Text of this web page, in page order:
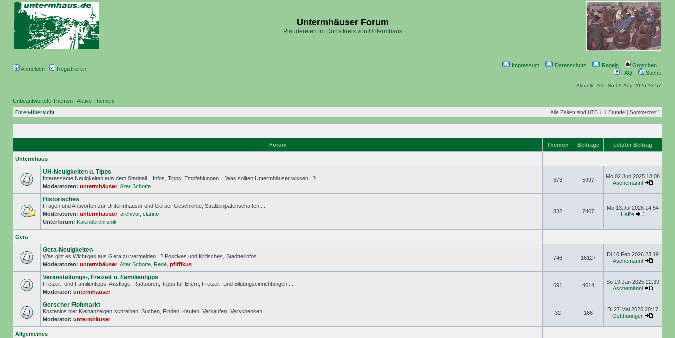
Untermhäuser Forum
Plaudereien im Dunstkreis von Untermhaus
Anmelden Registrieren
Impressum Datenschutz Regeln
Groschen
FAQ
Suche
Aktuelle Zeit: So 09.Aug 2026 13:57
Unbeantwortete Themen | Aktive Themen
Foren-Übersicht Alle Zeiten sind UTC + 1 Stunde [ Sommerzeit ]
Forum Themen Beiträge Letzter Beitrag
Untermhaus
UH-Neuigkeiten u. Tipps
Interessante Neuigkeiten aus dem Stadtteil... Infos, Tipps, Empfehlungen... Was sollten Untermhäuser wissen...?
Moderatoren: untermhäuser, Alter Schotte
373 5997
Mo 02.Jun 2025 18:08
Aschemännl
Historisches
Fragen und Antworten zur Untermhäuser und Geraer Geschichte, Straßenpatenschaften,...
Moderatoren: untermhäuser, archivar, clarino
Unterforum: Kalenderchronik
832 7467
Mo 13.Jul 2026 14:54
HaPe
Gera
Gera-Neuigkeiten
Was gibt es Wichtiges aus Gera zu vermelden...? Positives und Kritisches, Stadtteilinfos...
Moderatoren: untermhäuser, Alter Schotte René pfiffikus
746 16127
Di 10.Feb 2026 23:19
Aschemännl
Veranstaltungs-, Freizeit u. Familientipps
Freizeit- und Familientipps: Ausflüge, Radtouren, Tipps für Eltern, Freizeit- und Bildungseinrichtungen,...
Moderator: untermhäuser
691 4614
So 19.Jan 2025 22:39
Aschemännl
Gerscher Flohmarkt
Kostenlos hier Kleinanzeigen schreiben. Suchen, Finden, Kaufen, Verkaufen, Verschenken...
Moderator: untermhäuser
32 166
Di 27.Mai 2025 20:17
Ostthüringer
Allgemeines